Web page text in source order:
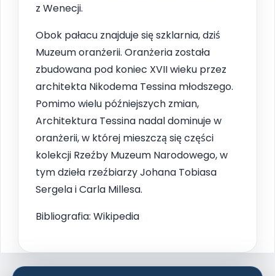
z Wenecji.
Obok pałacu znajduje się szklarnia, dziś
Muzeum oranżerii. Oranżeria została
zbudowana pod koniec XVII wieku przez
architekta Nikodema Tessina młodszego.
Pomimo wielu późniejszych zmian,
Architektura Tessina nadal dominuje w
oranżerii, w której mieszczą się części
kolekcji Rzeźby Muzeum Narodowego, w
tym dzieła rzeźbiarzy Johana Tobiasa
Sergela i Carla Millesa.
Bibliografia: Wikipedia